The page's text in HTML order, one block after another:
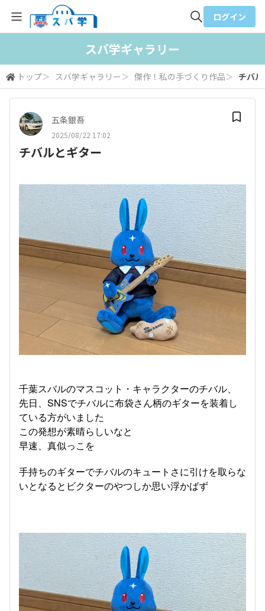
検索
ログイン
スバ学ギャラリー
トップ＞ スバ学ギャラリー ＞ 傑作！私の手づくり作品＞ チバ
五条銀吾
2025/08/22 17:02
チバルとギター
千葉スバルのマスコット・キャラクターのチバル、
先日、SNSでチバルに布袋さん柄のギターを装着し
ている方がいました
この発想が素晴らしいなと
早速、真似っこを
手持ちのギターでチバルのキュートさに引けを取らな
いとなるとビクターのやつしか思い浮かばず